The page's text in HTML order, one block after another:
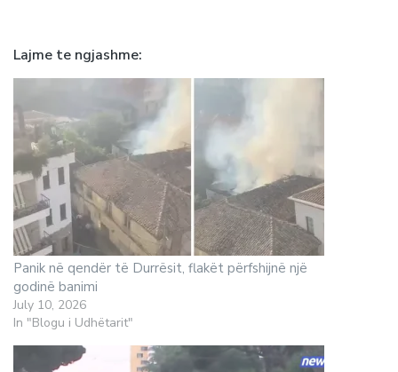
Lajme te ngjashme
Panik në qendër të Durrësit, flakët përfshijnë një
godinë banimi
July 10, 2026
In "Blogu i Udhëtarit"